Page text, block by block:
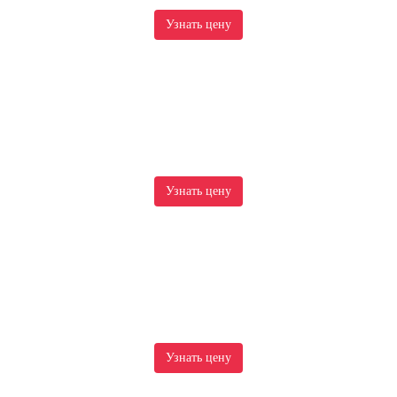
Узнать цену
Узнать цену
Узнать цену